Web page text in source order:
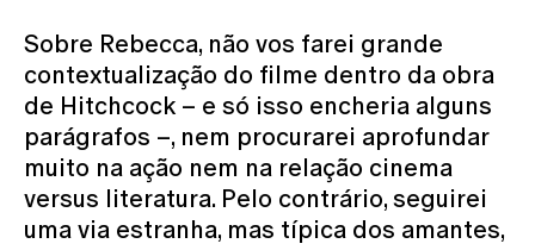
Sobre Rebecca, não vos farei grande
contextualização do filme dentro da obra
de Hitchcock – e só isso encheria alguns
parágrafos –, nem procurarei aprofundar
muito na ação nem na relação cinema
versus literatura. Pelo contrário, seguirei
uma via estranha, mas típica dos amantes,